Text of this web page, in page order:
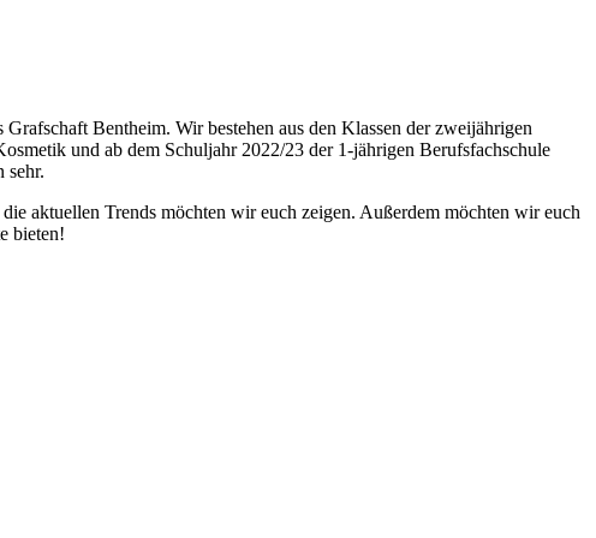
Bentheim. Wir bestehen aus den Klassen der zweijährigen
und ab dem Schuljahr 2022/23 der 1-jährigen Berufsfachschule
sehr.
aktuellen Trends möchten wir euch zeigen. Außerdem möchten wir euch
bieten!